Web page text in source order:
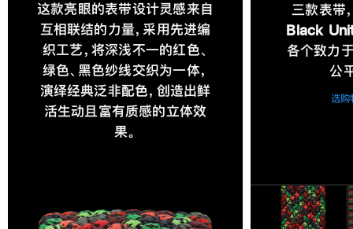
这款亮眼的表带设计灵感来自
互相联结的力量，采用先进编
织工艺，将深浅不一的红色、
绿色、黑色纱线交织为一体，
演绎经典泛非配色，创造出鲜
活生动且富有质感的立体效
果。
三款表带
Black
各个致力
公
选购